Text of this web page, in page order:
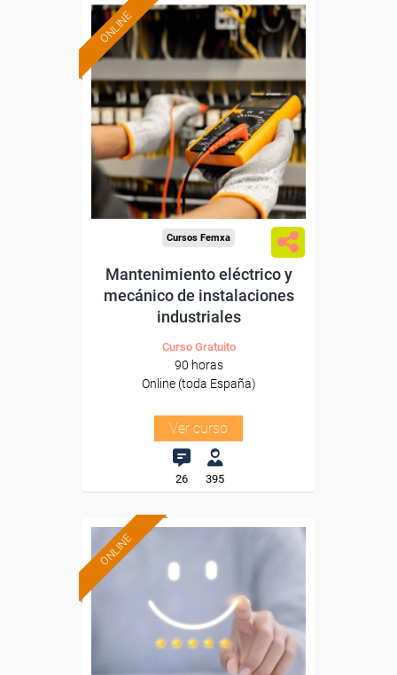
ONLINE
Formación 100%
subvencionada.
Para desempleados,
trabajadores y autónomos.
Sector
-Metal.
Cursos Femxa
Mantenimiento eléctrico y
mecánico de instalaciones
industriales
Curso Gratuito
90 horas
Online (toda España)
Ver curso
26 395
ONLINE
Formación 100%
subvencionada.
Para desempleados,
trabajadores y autónomos.